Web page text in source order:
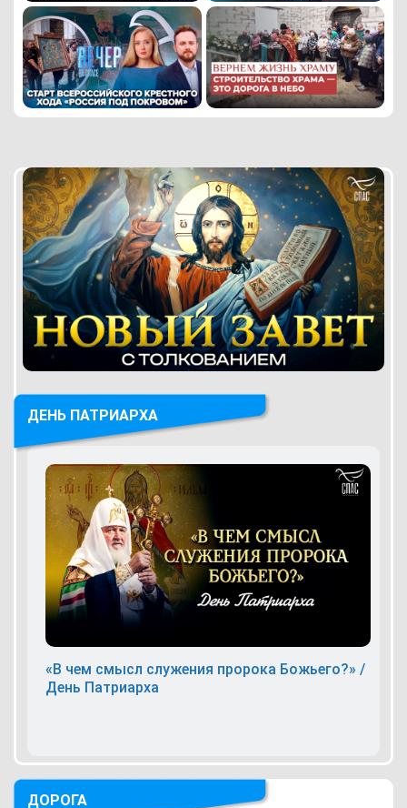
ДЕНЬ ПАТРИАРХА
«В чем смысл служения пророка Божьего?» /
День Патриарха
ДОРОГА